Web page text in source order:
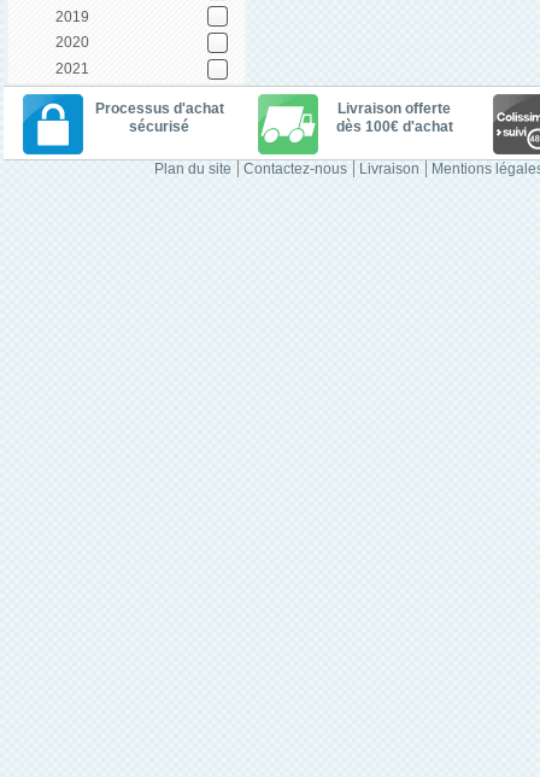
2019
2020
2021
Processus d'achat
sécurisé
Livraison offerte
dès 100€ d'achat
Plan du site Contactez-nous Livraison Mentions